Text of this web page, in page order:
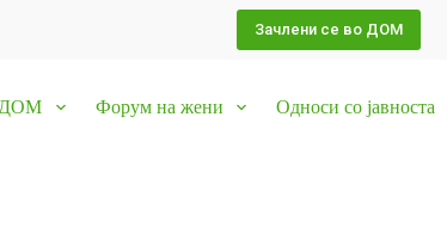
Зачлени се во ДОМ
Форум на жени Односи со јавноста